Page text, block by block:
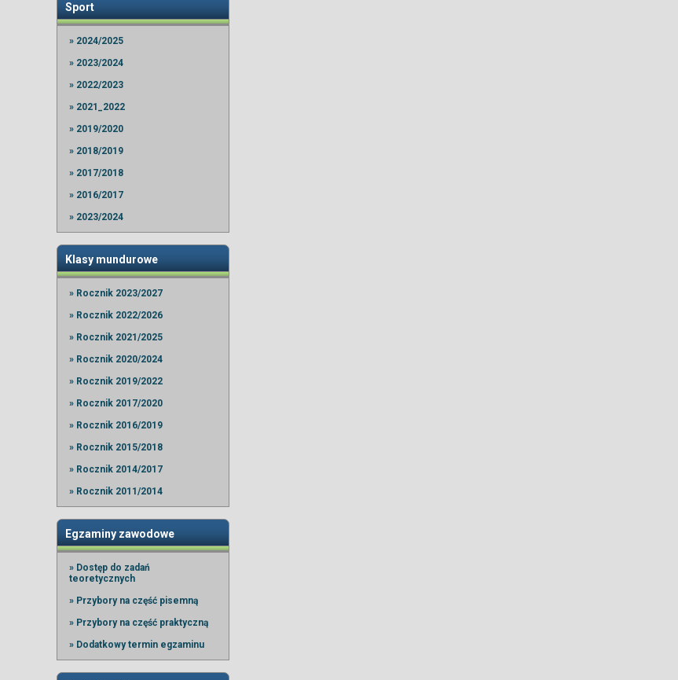
Sport
» 2024/2025
» 2023/2024
» 2022/2023
» 2021_2022
» 2019/2020
» 2018/2019
» 2017/2018
» 2016/2017
» 2023/2024
Klasy mundurowe
» Rocznik 2023/2027
» Rocznik 2022/2026
» Rocznik 2021/2025
» Rocznik 2020/2024
» Rocznik 2019/2022
» Rocznik 2017/2020
» Rocznik 2016/2019
» Rocznik 2015/2018
» Rocznik 2014/2017
» Rocznik 2011/2014
Egzaminy zawodowe
» Dostęp do zadań
teoretycznych
» Przybory na część pisemną
» Przybory na część praktyczną
» Dodatkowy termin egzaminu